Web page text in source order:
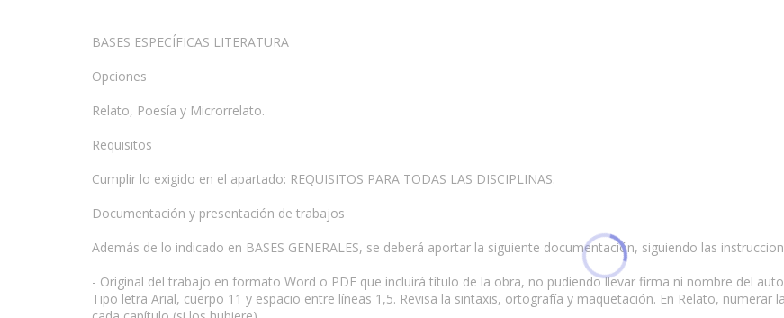
BASES ESPECÍFICAS LITERATURA
Opciones
Relato, Poesía y Microrrelato.
Requisitos
Cumplir lo exigido en el apartado: REQUISITOS PARA TODAS LAS DISCIPLINAS.
Documentación y presentación de trabajos
Además de lo indicado en BASES GENERALES, se deberá aportar la siguiente documentación, siguiendo las
- Original del trabajo en formato Word o PDF que incluirá título de la obra, no pudiendo llevar firma ni nombre del
Tipo letra Arial, cuerpo 11 y espacio entre líneas 1,5. Revisa la sintaxis, ortografía y maquetación. En Relato, numerar